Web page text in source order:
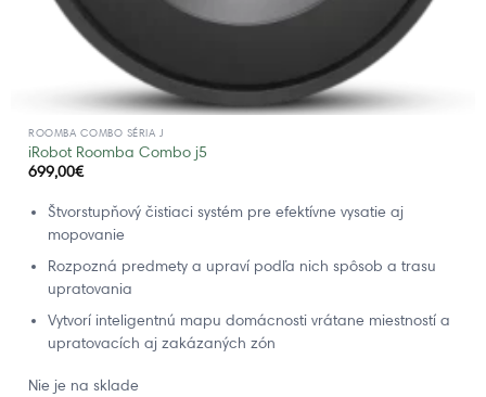
ROOMBA COMBO SÉRIA J
iRobot Roomba Combo j5
699,00€
Štvorstupňový čistiaci systém pre efektívne vysatie aj
mopovanie
Rozpozná predmety a upraví podľa nich spôsob a trasu
upratovania
Vytvorí inteligentnú mapu domácnosti vrátane miestností a
upratovacích aj zakázaných zón
Nie je na sklade